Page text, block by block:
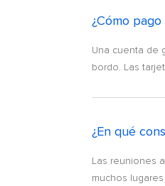
¿Cómo
Una cuenta de
bordo. Las
¿En qué
Las reuniones
muchos